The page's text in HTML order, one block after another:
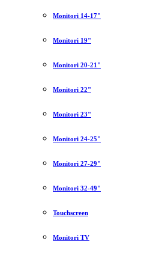
Monitori 14-17"
Monitori 19"
Monitori 20-21"
Monitori 22"
Monitori 23"
Monitori 24-25"
Monitori 27-29"
Monitori 32-49"
Touchscreen
Monitori TV